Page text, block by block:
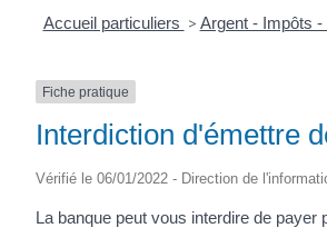
Accueil particuliers > Argent - Impôts
Fiche pratique
Interdiction d'émettre
Vérifié le 06/01/2022 - Direction de
La banque peut vous interdire de